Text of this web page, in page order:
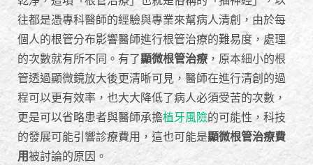
往都是憑專科醫師的經驗與專業來幫病人清創，由於每
個人的根管分布影響醫師進行根管治療的難易度，處理
的次數就有所不同。有了顯微根管治療 ，原本細小的根
管透過顯微鏡放大後更清晰可見，醫師在進行清創的過
程可以更有效率，也大大降低了病人必須受苦的次數，
更是可以省略患者與醫師承擔植牙風險的可能性，科技
的發展可能引響診療費用，這也可能是顯微根管治療費
用被討論的原因。